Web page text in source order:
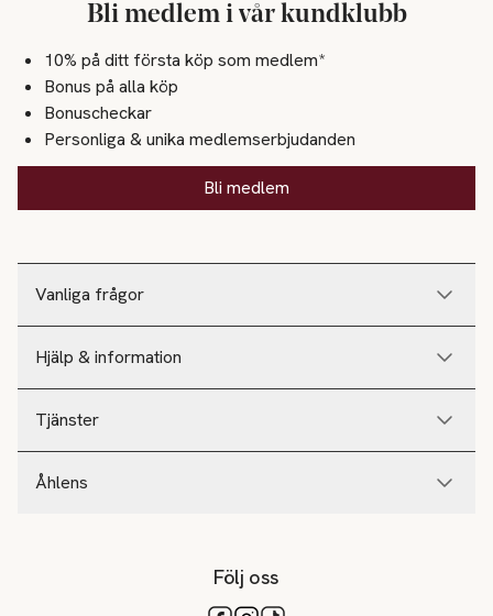
Vanliga frågor
Hjälp & information
Tjänster
Åhlens
Bli medlem i vår kundklubb
10% på ditt första köp som medlem*
Bonus på alla köp
Bonuscheckar
Personliga & unika medlemserbjudanden
Bli medlem
Följ oss